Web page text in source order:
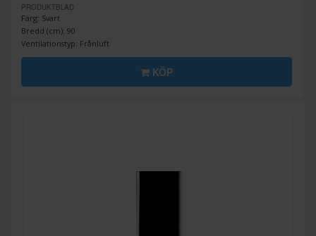
PRODUKTBLAD
Färg: Svart
Bredd (cm): 90
Ventilationstyp: Frånluft
KÖP